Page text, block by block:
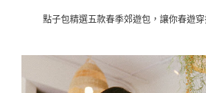
點子包精選五款春季郊遊包，讓你春遊穿